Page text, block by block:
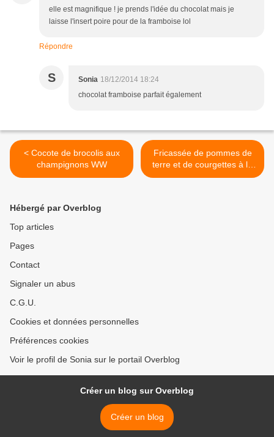
elle est magnifique ! je prends l'idée du chocolat mais je
laisse l'insert poire pour de la framboise lol
Répondre
S Sonia 18/12/2014 18:24
chocolat framboise parfait également
< Cocote de brocolis aux
champignons WW
Fricassée de pommes de
terre et de courgettes à la
méditerranéenne ( Cookeo
Hébergé par Overblog
Top articles
Pages
Contact
Signaler un abus
C.G.U.
Cookies et données personnelles
Préférences cookies
Voir le profil de Sonia sur le portail Overblog
Créer un blog sur Overblog
Créer un blog